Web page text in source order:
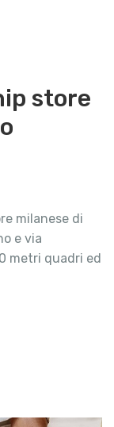
store
milanese di
e via
metri quadri ed